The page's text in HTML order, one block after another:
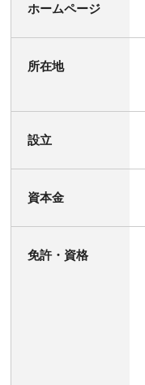
ホームページ
所在地
設立
資本金
免許・資格